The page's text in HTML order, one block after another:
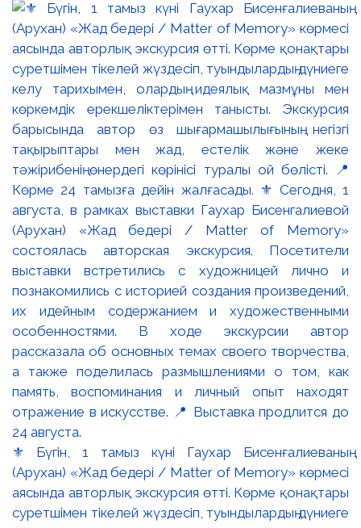
⚜️ Бүгін, 1 тамыз күні Гаухар Бисенғалиеваның
(Арухан) «Жад бедері / Matter of Memory» көрмесі
аясында авторлық экскурсия өтті. Көрме қонақтары
суретшімен тікелей жүздесіп, туындылардың дүниеге